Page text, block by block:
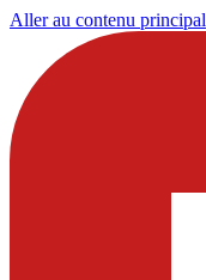
Aller au contenu principal